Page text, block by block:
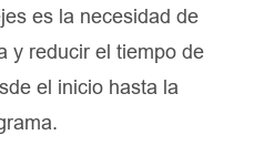
es la necesidad de
y reducir el tiempo de
el inicio hasta la